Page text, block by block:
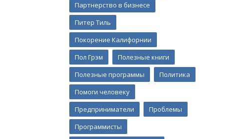
Партнерство в бизнесе
Питер Тиль
Покорение Калифорнии
Пол Грэм
Полезные книги
Полезные программы
Политика
Помоги человеку
Предприниматели
Проблемы
Программисты